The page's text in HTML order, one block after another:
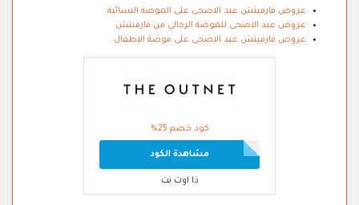
عروض فارفيتش عيد الاضحى على الموضة النسائية
عروض عيد الاضحى للموضة الرجالي من فارفيتش
عروض فارفيتش عيد الاضحى على موضة الاطفال
كود خصم 25%
مشاهدة الكود
ذا اوت نت